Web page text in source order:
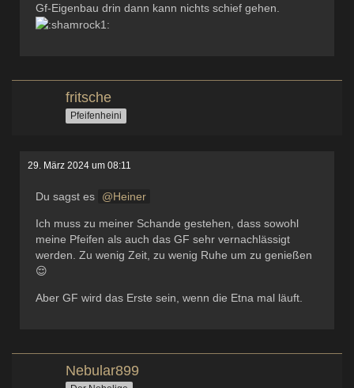
Gf-Eigenbau drin dann kann nichts schief gehen.
fritsche
Pfeifenheini
29. März 2024 um 08:11
Du sagst es Heiner
Ich muss zu meiner Schande gestehen, dass sowohl
meine Pfeifen als auch das GF sehr vernachlässigt
werden. Zu wenig Zeit, zu wenig Ruhe um zu genießen
😌
Aber GF wird das Erste sein, wenn die Etna mal läuft.
Nebular899